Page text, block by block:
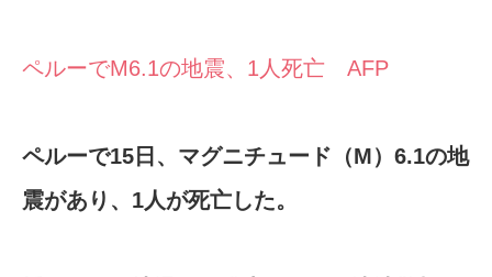
ペルーでM6.1の地震、1人死亡 AFP
ペルーで15日、マグニチュード（M）6.1の地
震があり、1人が死亡した。